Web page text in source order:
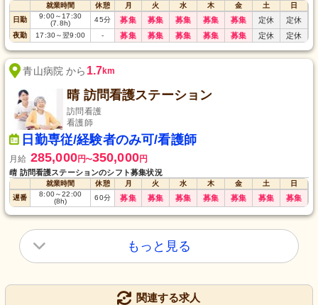
就業時間 休憩 月 火 水 木 金 土
日
日勤
9:00～17:30
(7.8h)
45分 募集 募集 募集 募集 募集 定休 定休
夜勤 17:30～翌9:00 - 募集 募集 募集 募集 募集 定休 定休
青山病院 から 1.7km
晴 訪問看護ステーション
訪問看護
看護師
日勤専従/経験者のみ可/看護師
月給 285,000円〜350,000円
晴 訪問看護ステーションのシフト募集状況
就業時間 休憩 月 火 水 木 金 土
日
遅番
8:00～22:00
(8h)
60分 募集 募集 募集 募集 募集 募集 募集
もっと見る
関連する求人